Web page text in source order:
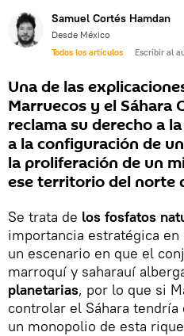
Samuel Cortés Hamdan
Desde México
Todos los artículos Escribir al
Una de las
Marruecos y el Sáhara
reclama su derecho a
a la configuración de
la proliferación de un
ese territorio del norte
Se trata de los fosfatos
importancia estratégica
un escenario en que el
marroquí y saharauí
planetarias, por lo que si
controlar el Sáhara
un monopolio de esta